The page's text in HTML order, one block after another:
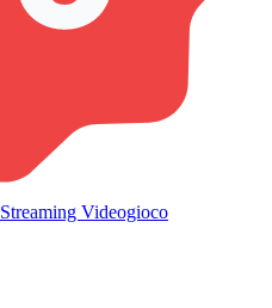
Streaming Videogioco